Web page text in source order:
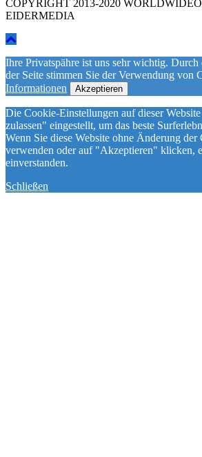
COPYRIGHT 2013-2020
EIDERMEDIA
Ihre Privatspähre ist uns sehr wichtig.
der Seite stimmen Sie der Verwendung von
Informationen
Akzeptieren
Die Cookie-Einstellungen auf dieser
zulassen" eingestellt, um das beste
Wenn Sie diese Website ohne Änderung
verwenden oder auf "Akzeptieren" klicken,
einverstanden.
Schließen